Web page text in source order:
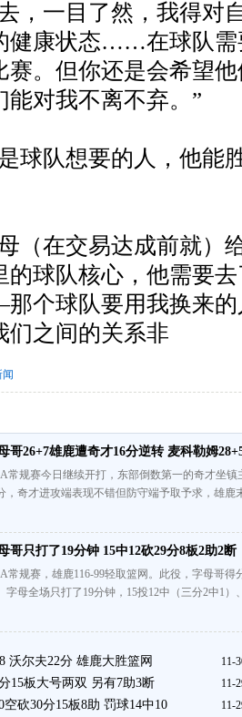
一目了然，我得对
健康状态……在球队需
赛。但你还是会希望
能对我不离不弃。”
队想要的人，他能
在交易达成前就）
的球队核心，他需要
个球队要用我换来的
们之间的关系非
哥26+7雄鹿遭奇才16分逆转 麦科勒姆
常规赛今日继续开打，东部倒数第一的奇才坐
，奇才进攻端表现不错但防守端予取予求，雄
哥只打了19分钟 15中12砍29分8板2助2断
常规赛，雄鹿116-99轻取篮网。此役，字母哥
字母全场只打了19分钟，15投12中（三分2中1
沃尔夫22分 雄鹿大胜篮网 11-
15板大号两双 另有7助3断 11-
砍30分15板8助 罚球14中10 11-